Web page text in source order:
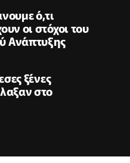
ό,τι
οι στόχοι του
Ανάπτυξης
ξένες
στο